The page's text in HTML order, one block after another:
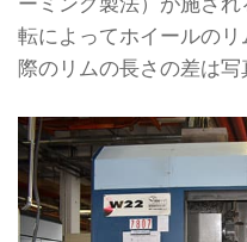
転によってホイールの
際のリムの長さの差は写